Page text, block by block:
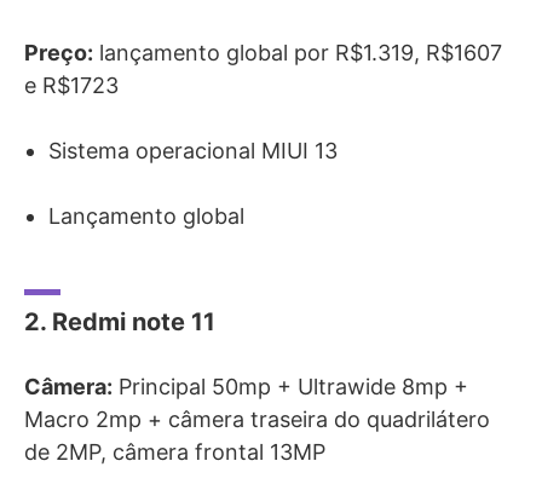
Preço: lançamento global por R$1.319, R$1607
e R$1723
Sistema operacional MIUI 13
Lançamento global
2. Redmi note 11
Câmera: Principal 50mp + Ultrawide 8mp +
Macro 2mp + câmera traseira do quadrilátero
de 2MP, câmera frontal 13MP